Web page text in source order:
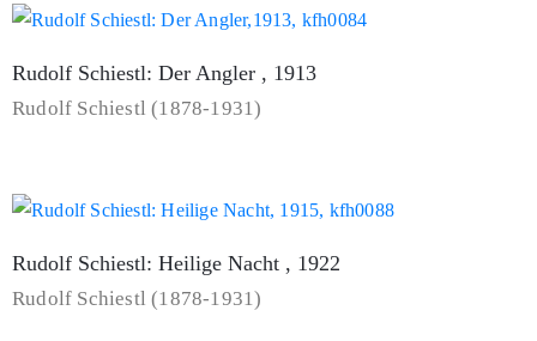
Rudolf Schiestl: Der Angler , 1913
Rudolf Schiestl (1878-1931)
Rudolf Schiestl: Heilige Nacht , 1922
Rudolf Schiestl (1878-1931)